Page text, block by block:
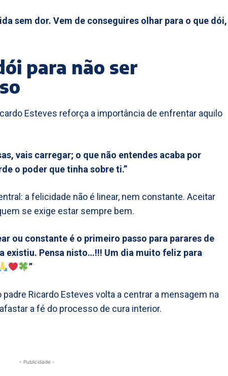
sem dor. Vem de conseguires olhar para o que dói,
para não ser
Esteves reforça a importância de enfrentar aquilo
vais carregar; o que não entendes acaba por
o poder que tinha sobre ti.”
a felicidade não é linear, nem constante. Aceitar
se exige estar sempre bem.
ou constante é o primeiro passo para parares de
existiu. Pensa nisto…!!! Um dia muito feliz para
”
Ricardo Esteves volta a centrar a mensagem na
a fé do processo de cura interior.
- Publicidade -